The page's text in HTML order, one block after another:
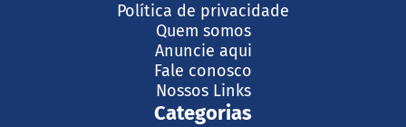
Política de privacidade
Quem somos
Anuncie aqui
Fale conosco
Nossos Links
Categorias